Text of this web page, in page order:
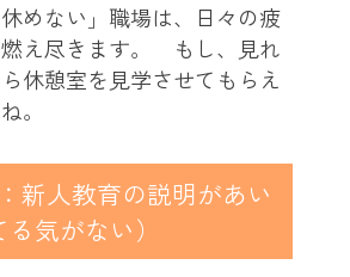
休めない」職場は、日々の疲
え尽きます。 もし、見れ
休憩室を見学させてもらえ
。
新人教育の説明があい
気がない）